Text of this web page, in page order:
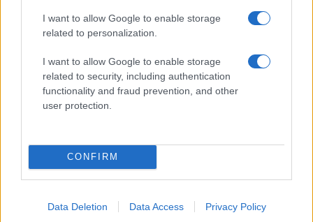
I want to allow Google to enable storage
related to personalization.
I want to allow Google to enable storage
related to security, including authentication
functionality and fraud prevention, and other
user protection.
CONFIRM
Data Deletion Data Access Privacy Policy
Kinza Babylon Staked BTC
Epoch Island
(EPOCH)
$0.032
Stride Staked Injective $16.46
$0.022